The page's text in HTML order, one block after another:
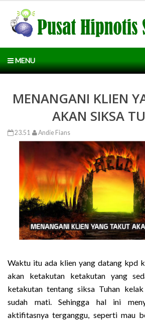
MENU
MENANGANI KLIEN
AKAN SIKSA
23.51 Andie Fians
Waktu itu ada klien yang datang kpd
akan ketakutan ketakutan yang
ketakutan tentang siksa Tuhan
sudah mati. Sehingga hal ini
aktifitasnya terganggu, seperti mau